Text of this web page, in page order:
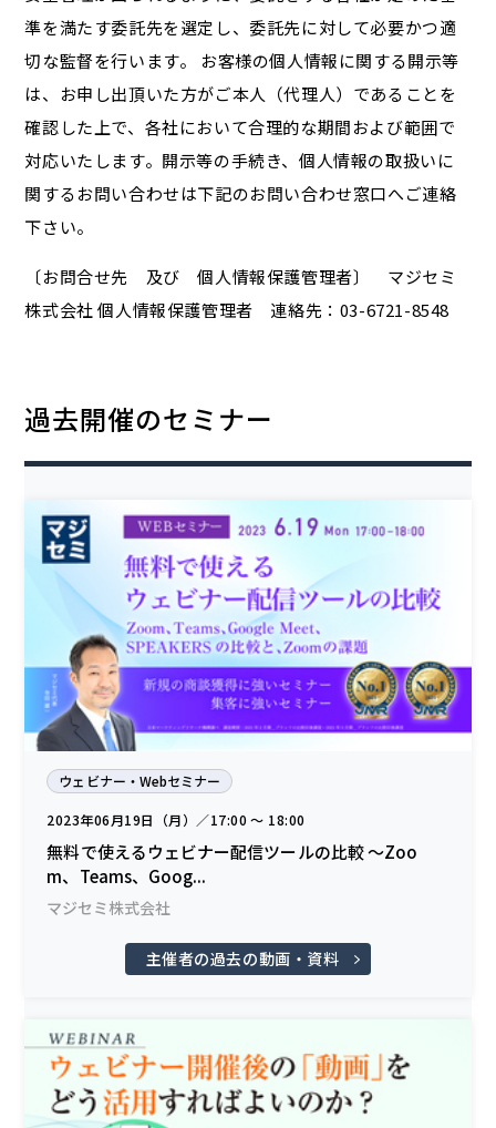
準を満たす委託先を選定し、委託先に対して必要かつ適
切な監督を行います。 お客様の個人情報に関する開示等
は、お申し出頂いた方がご本人（代理人）であることを
確認した上で、各社において合理的な期間および範囲で
対応いたします。開示等の手続き、個人情報の取扱いに
関するお問い合わせは下記のお問い合わせ窓口へご連絡
下さい。
〔お問合せ先 及び 個人情報保護管理者〕 マジセミ
株式会社 個人情報保護管理者 連絡先：03-6721-8548
過去開催のセミナー
ウェビナー・Webセミナー
2023年06月19日（月）／17:00 〜 18:00
無料で使えるウェビナー配信ツールの比較 ～Zoo
m、Teams、Goog...
マジセミ株式会社
主催者の過去の動画・資料